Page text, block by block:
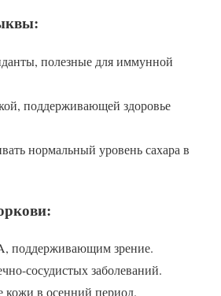
полезные для иммунной
поддерживающей здоровье
нормальный уровень сахара в
поддерживающим зрение.
сосудистых заболеваний.
кожи в осенний период.